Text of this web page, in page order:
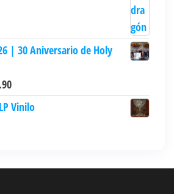
| 30 Aniversario de Holy
Rango
de
hasta
Vinilo